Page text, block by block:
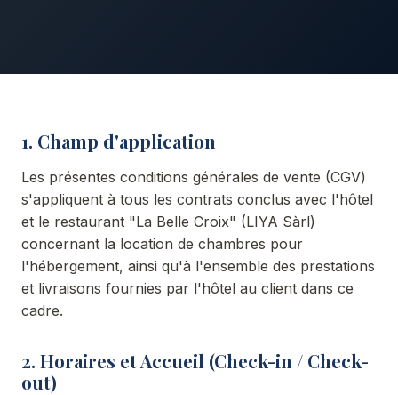
1. Champ d'application
Les présentes conditions générales de vente (CGV)
s'appliquent à tous les contrats conclus avec l'hôtel
et le restaurant "La Belle Croix" (LIYA Sàrl)
concernant la location de chambres pour
l'hébergement, ainsi qu'à l'ensemble des prestations
et livraisons fournies par l'hôtel au client dans ce
cadre.
2. Horaires et Accueil (Check-in / Check-
out)